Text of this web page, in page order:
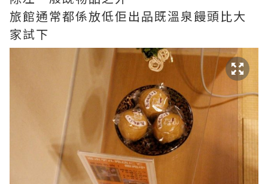
旅館通常都係放低佢出品既溫泉饅頭比大
家試下